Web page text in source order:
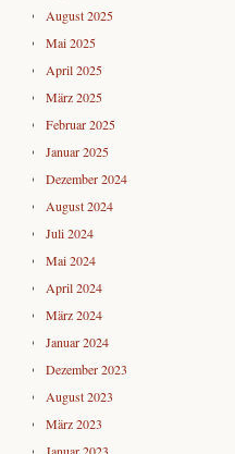
August 2025
Mai 2025
April 2025
März 2025
Februar 2025
Januar 2025
Dezember 2024
August 2024
Juli 2024
Mai 2024
April 2024
März 2024
Januar 2024
Dezember 2023
August 2023
März 2023
Januar 2023